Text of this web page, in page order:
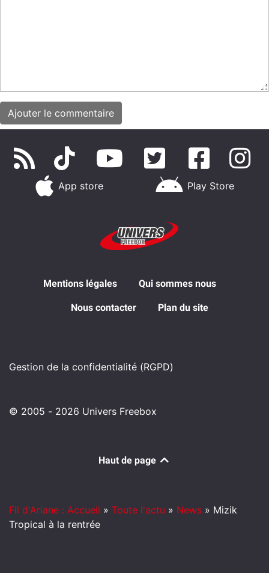
App store Play Store
Mentions légales Qui sommes nous
Nous contacter Plan du site
Gestion de la confidentialité (RGPD)
© 2005 - 2026 Univers Freebox
Haut de page
Fil d'Ariane : Accueil » Toute l'actu » News » Mizik
Tropical à la rentrée